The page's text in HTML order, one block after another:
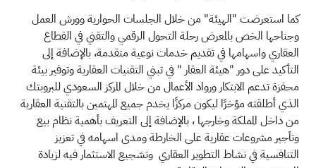
كما استعرضت "الهيئة" من خلال الجلسات الحوارية وورش العمل
وجناحها الخص بالمعرض رحلة التحول الرقمي والتقني في القطاع
العقاري واسهامها في تقديم خدمات نوعية متقدمة، بالإضافة إلى
التأكيد على دور "هيئة العقار " في تبني التقنيات العقارية وتوفير بيئة
محفزة تدعم الابتكار ورواد الأعمال من خلال المركز السعودي للبروبتك
الذي أطلقته مؤخرًا ليكون مركزًا يخدم جميع المهتمين بالتقنية العقارية
من داخل المملكة وخارجها ، بالإضافة إلى التعريف بأهمية نظام بيع
وتأجير مشروعات عقارية على الخارطة ومدى اسهامه في تعزيز
التنافسية في نشاط التطوير العقاري وتشجيع الاستثمار فيه لزيادة